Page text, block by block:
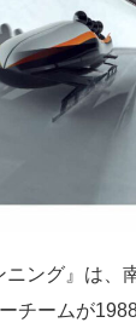
ニング』は、
チームが